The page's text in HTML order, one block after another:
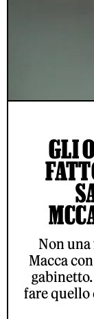
GLI
Non
Macca
fare quello